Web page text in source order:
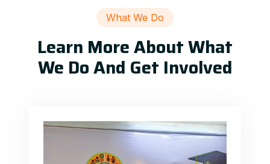
What We Do
Learn More About What
We Do And Get Involved